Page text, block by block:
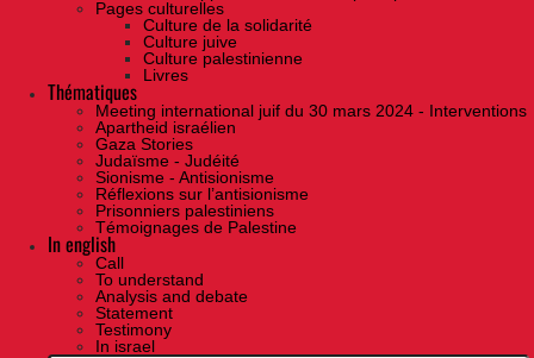
Pages culturelles
Culture de la solidarité
Culture juive
Culture palestinienne
Livres
Thématiques
Meeting international juif du 30 mars 2024 - Interventions
Apartheid israélien
Gaza Stories
Judaïsme - Judéité
Sionisme - Antisionisme
Réflexions sur l’antisionisme
Prisonniers palestiniens
Témoignages de Palestine
In english
Call
To understand
Analysis and debate
Statement
Testimony
In israel